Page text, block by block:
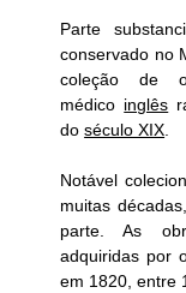
Parte
conservado no
coleção de
médico inglês
do século XIX
Notável
muitas
parte. As
adquiridas por
em 1820, entre